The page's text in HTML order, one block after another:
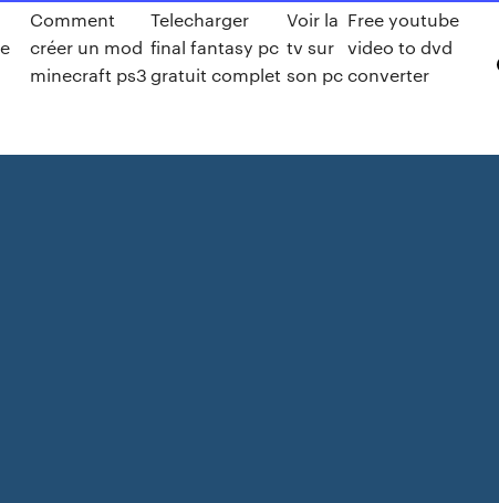
Comment
créer un mod
minecraft ps3
Telecharger
final fantasy pc
gratuit complet
Voir la
tv sur
son pc
Free youtube
video to dvd
converter